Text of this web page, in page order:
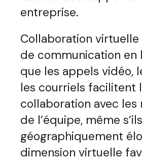
entreprise.
Collaboration virtuelle
de communication en
que les appels vidéo,
les courriels facilitent
collaboration avec les
de l’équipe, même
géographiquement
dimension virtuelle